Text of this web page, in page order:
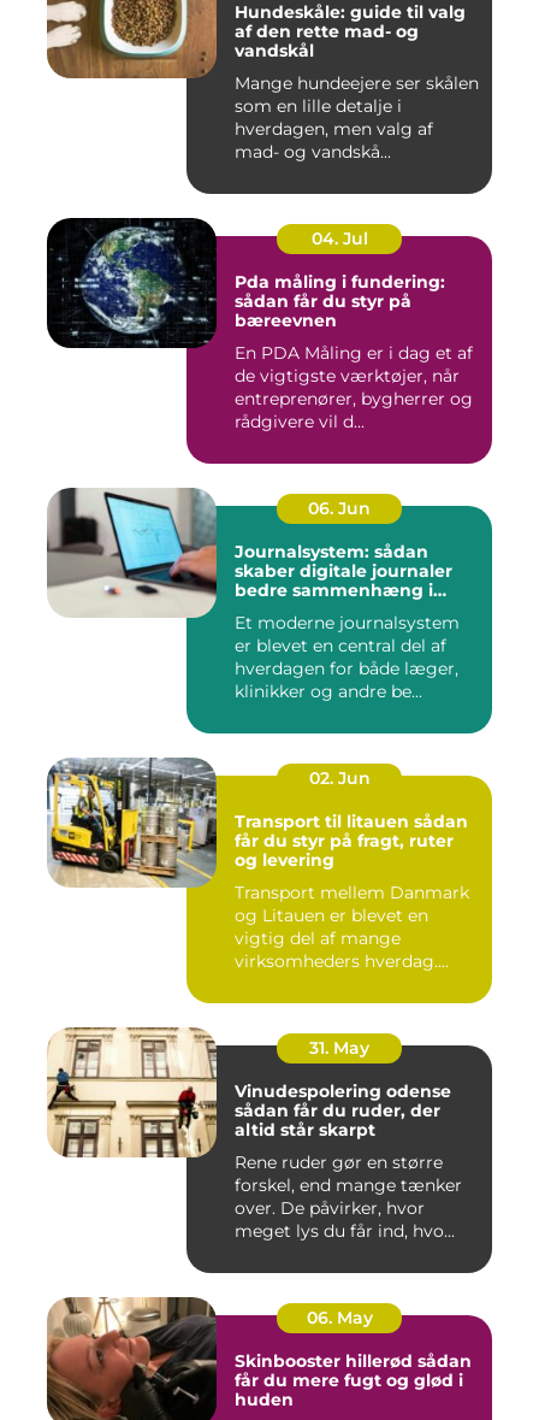
Hundeskåle: guide til valg
af den rette mad- og
vandskål
Mange hundeejere ser skålen
som en lille detalje i
hverdagen, men valg af
mad- og vandskå...
04. Jul
Pda måling i fundering:
sådan får du styr på
bæreevnen
En PDA Måling er i dag et af
de vigtigste værktøjer, når
entreprenører, bygherrer og
rådgivere vil d...
06. Jun
Journalsystem: sådan
skaber digitale journaler
bedre sammenhæng i
Et moderne journalsystem
er blevet en central del af
hverdagen for både læger,
klinikker og andre be...
02. Jun
Transport til litauen sådan
får du styr på fragt, ruter
og levering
Transport mellem Danmark
og Litauen er blevet en
vigtig del af mange
virksomheders hverdag.
31. May
Vinudespolering odense
sådan får du ruder, der
altid står skarpt
Rene ruder gør en større
forskel, end mange tænker
over. De påvirker, hvor
meget lys du får ind, hvo...
06. May
Skinbooster hillerød sådan
får du mere fugt og glød i
huden